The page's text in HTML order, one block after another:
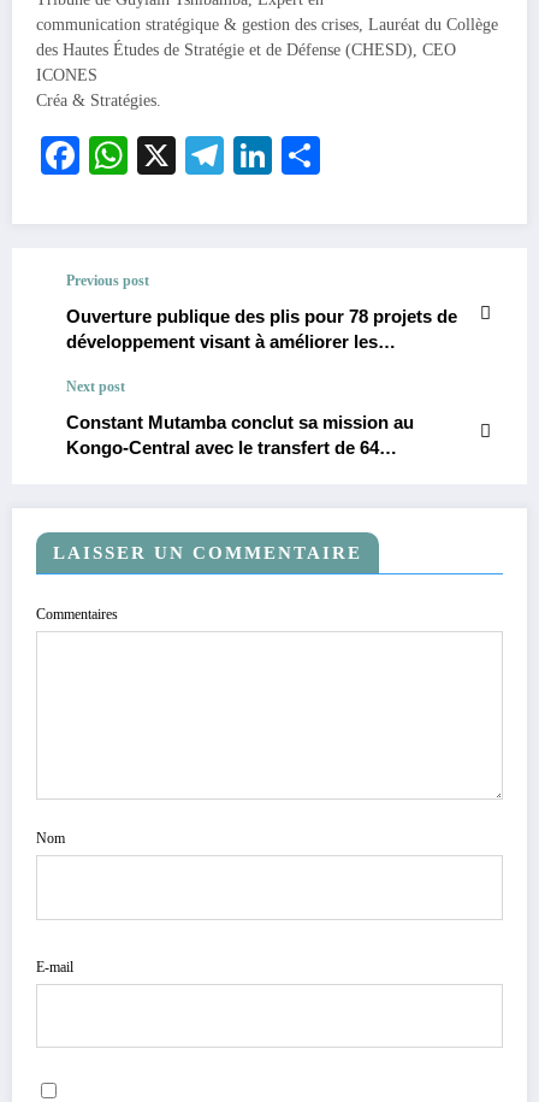
communication stratégique & gestion des crises, Lauréat du Collège
des Hautes Études de Stratégie et de Défense (CHESD), CEO
ICONES
Créa & Stratégies.
Facebook
WhatsApp
X Telegram
LinkedIn
Previous post
Ouverture publique des plis pour 78 projets de
développement visant à améliorer les
Next post
Constant Mutamba conclut sa mission au
Kongo-Central avec le transfert de 64
LAISSER UN COMMENTAIRE
Commentaires
Nom
E-mail